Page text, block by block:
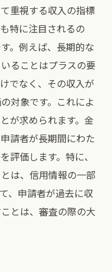
重視する収入の指標
特に注目されるの
。例えば、長期的な
ることはプラスの要
でなく、その収入が
対象です。これによ
が求められます。金
請者が長期間にわた
評価します。特に、
は、信用情報の一部
、申請者が過去に収
とは、審査の際の大